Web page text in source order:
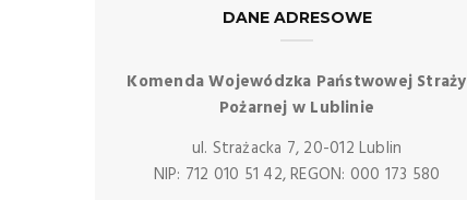
DANE ADRESOWE
Komenda Wojewódzka Państwowej Straży
Pożarnej w Lublinie
ul. Strażacka 7, 20-012 Lublin
NIP: 712 010 51 42, REGON: 000 173 580